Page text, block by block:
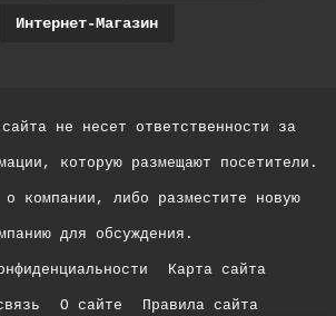
Интернет-Магазин
не несет ответственности за
которую размещают посетители.
о компании, либо разместите новую
для обсуждения.
Карта сайта
О сайте Правила сайта